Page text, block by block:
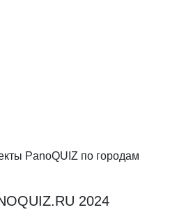
PanoQUIZ по городам
2024